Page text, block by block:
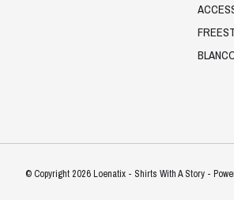
© Copyright 2026 Loenatix - Shirts With A Story -